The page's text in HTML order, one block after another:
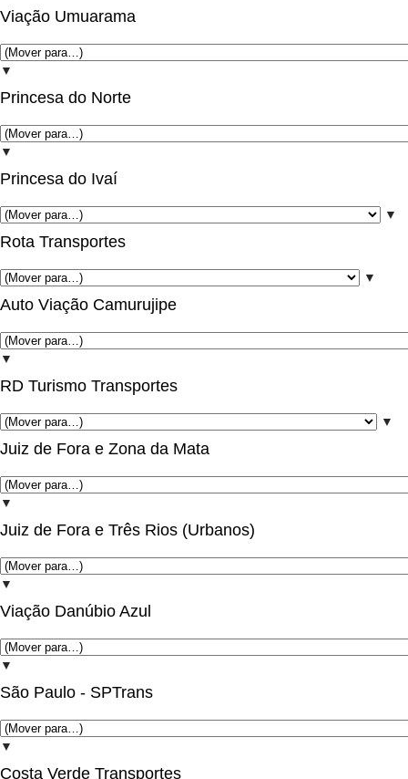
Viação Umuarama
▼
Princesa do Norte
▼
Princesa do Ivaí
▼
Rota Transportes
▼
Auto Viação Camurujipe
▼
RD Turismo Transportes
▼
Juiz de Fora e Zona da Mata
▼
Juiz de Fora e Três Rios (Urbanos)
▼
Viação Danúbio Azul
▼
São Paulo - SPTrans
▼
Costa Verde Transportes